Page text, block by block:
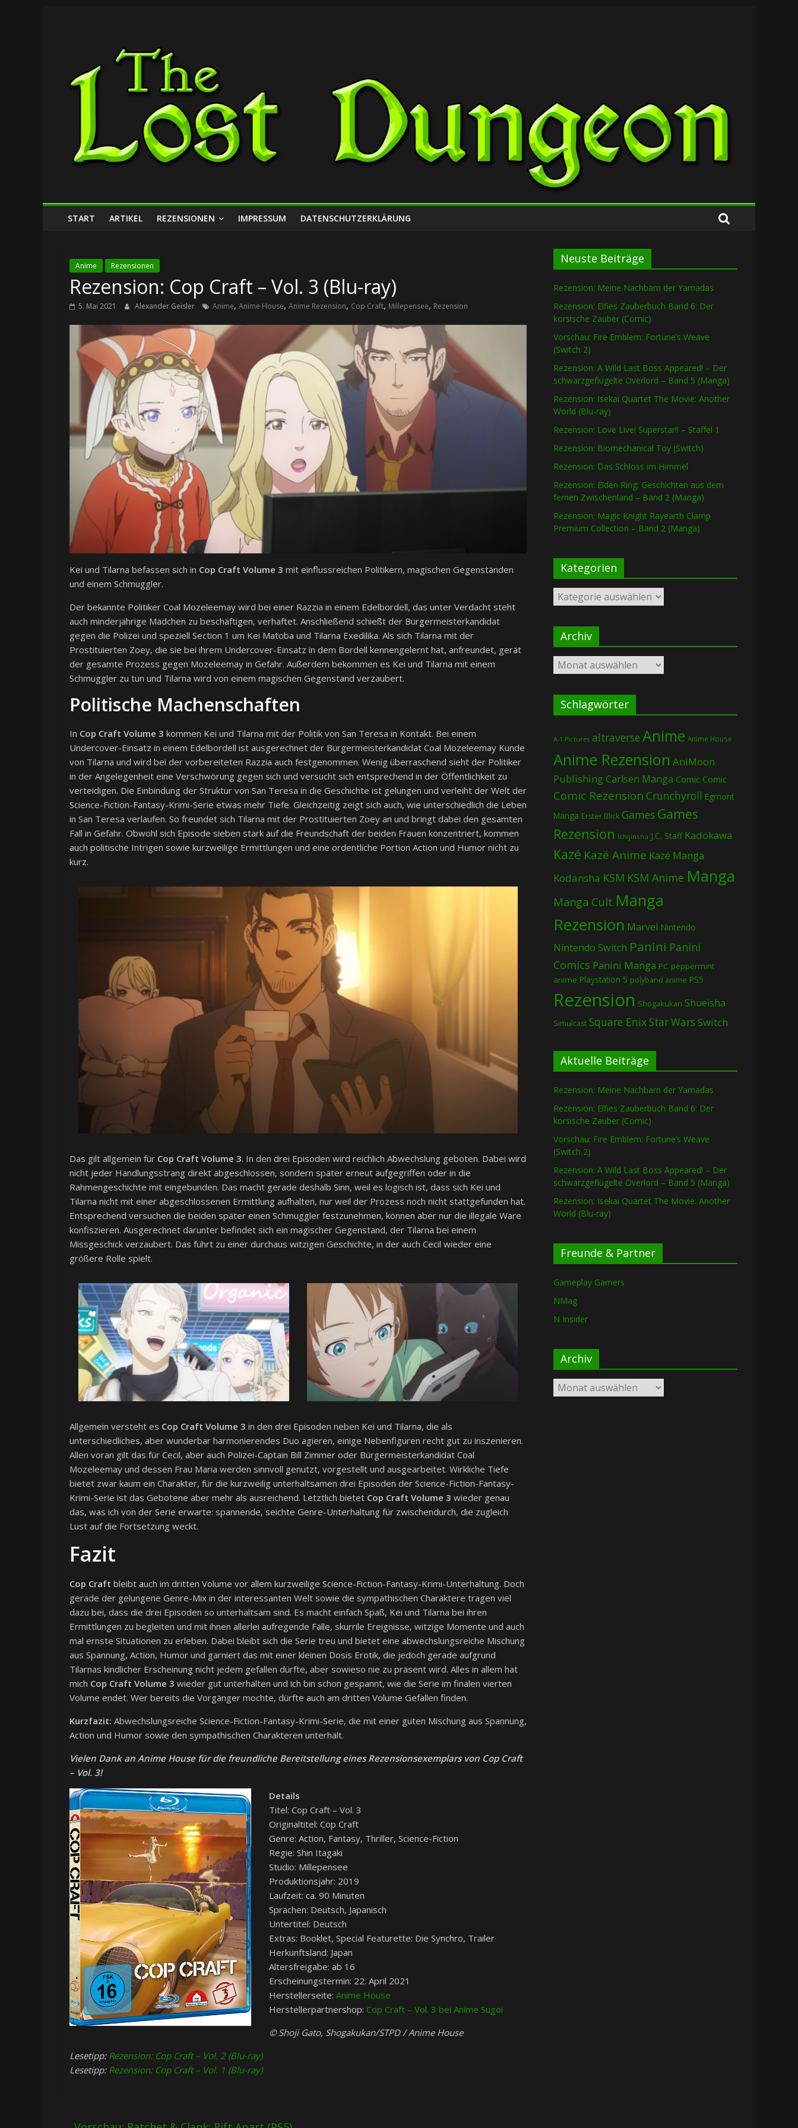
Lost
Dungeon
START ARTIKEL REZENSIONEN IMPRESSUM DATENSCHUTZERKLÄRUNG
Anime Rezensionen
Rezension: Cop Craft – Vol. 3 (Blu-ray)
5. Mai 2021 Alexander Geisler Anime, Anime House, Anime Rezension, Cop Craft, Millepensee, Rezension
Kei und Tilarna befassen sich in Cop Craft Volume 3 mit einflussreichen Politikern, magischen Gegenständen
und einem Schmuggler.
Der bekannte Politiker Coal Mozeleemay wird bei einer Razzia in einem Edelbordell, das unter Verdacht steht
auch minderjährige Mädchen zu beschäftigen, verhaftet. Anschließend schießt der Bürgermeisterkandidat
gegen die Polizei und speziell Section 1 um Kei Matoba und Tilarna Exedilika. Als sich Tilarna mit der
Prostituierten Zoey, die sie bei ihrem Undercover-Einsatz in dem Bordell kennengelernt hat, anfreundet, gerät
der gesamte Prozess gegen Mozeleemay in Gefahr. Außerdem bekommen es Kei und Tilarna mit einem
Schmuggler zu tun und Tilarna wird von einem magischen Gegenstand verzaubert.
Politische Machenschaften
In Cop Craft Volume 3 kommen Kei und Tilarna mit der Politik von San Teresa in Kontakt. Bei einem
Undercover-Einsatz in einem Edelbordell ist ausgerechnet der Bürgermeisterkandidat Coal Mozeleemay Kunde
von Tilarna und wird bei der vorbereiteten Razzia auch festgenommen. Wenig überraschend sieht der Politiker
in der Angelegenheit eine Verschwörung gegen sich und versucht sich entsprechend in der Öffentlichkeit zu
verteidigen. Die Einbindung der Struktur von San Teresa in die Geschichte ist gelungen und verleiht der Welt der
Science-Fiction-Fantasy-Krimi-Serie etwas mehr Tiefe. Gleichzeitig zeigt sich auch, wie unterschiedlich die Leben
in San Teresa verlaufen. So freundet sich Tilarna mit der Prostituierten Zoey an und bringt dabei den gesamten
Fall in Gefahr. Obwohl sich Episode sieben stark auf die Freundschaft der beiden Frauen konzentriert, kommen
auch politische Intrigen sowie kurzweilige Ermittlungen und eine ordentliche Portion Action und Humor nicht zu
kurz.
Das gilt allgemein für Cop Craft Volume 3. In den drei Episoden wird reichlich Abwechslung geboten. Dabei wird
nicht jeder Handlungsstrang direkt abgeschlossen, sondern später erneut aufgegriffen oder in die
Rahmengeschichte mit eingebunden. Das macht gerade deshalb Sinn, weil es logisch ist, dass sich Kei und
Tilarna nicht mit einer abgeschlossenen Ermittlung aufhalten, nur weil der Prozess noch nicht stattgefunden hat.
Entsprechend versuchen die beiden später einen Schmuggler festzunehmen, können aber nur die illegale Ware
konfiszieren. Ausgerechnet darunter befindet sich ein magischer Gegenstand, der Tilarna bei einem
Missgeschick verzaubert. Das führt zu einer durchaus witzigen Geschichte, in der auch Cecil wieder eine
größere Rolle spielt.
Allgemein versteht es Cop Craft Volume 3 in den drei Episoden neben Kei und Tilarna, die als
unterschiedliches, aber wunderbar harmonierendes Duo agieren, einige Nebenfiguren recht gut zu inszenieren.
Allen voran gilt das für Cecil, aber auch Polizei-Captain Bill Zimmer oder Bürgermeisterkandidat Coal
Mozeleemay und dessen Frau Maria werden sinnvoll genutzt, vorgestellt und ausgearbeitet. Wirkliche Tiefe
bietet zwar kaum ein Charakter, für die kurzweilig unterhaltsamen drei Episoden der Science-Fiction-Fantasy-
Krimi-Serie ist das Gebotene aber mehr als ausreichend. Letztlich bietet Cop Craft Volume 3 wieder genau
das, was ich von der Serie erwarte: spannende, seichte Genre-Unterhaltung für zwischendurch, die zugleich
Lust auf die Fortsetzung weckt.
Fazit
Cop Craft bleibt auch im dritten Volume vor allem kurzweilige Science-Fiction-Fantasy-Krimi-Unterhaltung. Doch
gerade der gelungene Genre-Mix in der interessanten Welt sowie die sympathischen Charaktere tragen viel
dazu bei, dass die drei Episoden so unterhaltsam sind. Es macht einfach Spaß, Kei und Tilarna bei ihren
Ermittlungen zu begleiten und mit ihnen allerlei aufregende Fälle, skurrile Ereignisse, witzige Momente und auch
mal ernste Situationen zu erleben. Dabei bleibt sich die Serie treu und bietet eine abwechslungsreiche Mischung
aus Spannung, Action, Humor und garniert das mit einer kleinen Dosis Erotik, die jedoch gerade aufgrund
Tilarnas kindlicher Erscheinung nicht jedem gefallen dürfte, aber sowieso nie zu präsent wird. Alles in allem hat
mich Cop Craft Volume 3 wieder gut unterhalten und ich bin schon gespannt, wie die Serie im finalen vierten
Volume endet. Wer bereits die Vorgänger mochte, dürfte auch am dritten Volume Gefallen finden.
Kurzfazit: Abwechslungsreiche Science-Fiction-Fantasy-Krimi-Serie, die mit einer guten Mischung aus Spannung,
Action und Humor sowie den sympathischen Charakteren unterhält.
Vielen Dank an Anime House für die freundliche Bereitstellung eines Rezensionsexemplars von Cop Craft
– Vol. 3!
Details
Titel: Cop Craft – Vol. 3
Originaltitel: Cop Craft
Genre: Action, Fantasy, Thriller, Science-Fiction
Regie: Shin Itagaki
Studio: Millepensee
Produktionsjahr: 2019
Laufzeit: ca. 90 Minuten
Sprachen: Deutsch, Japanisch
Untertitel: Deutsch
Extras: Booklet, Special Featurette: Die Synchro, Trailer
Herkunftsland: Japan
Altersfreigabe: ab 16
Erscheinungstermin: 22. April 2021
Herstellerseite: Anime House
Herstellerpartnershop: Cop Craft – Vol. 3 bei Anime Sugoi
© Shoji Gato, Shogakukan/STPD / Anime House
Lesetipp: Rezension: Cop Craft – Vol. 2 (Blu-ray)
Lesetipp: Rezension: Cop Craft – Vol. 1 (Blu-ray)
Neuste Beiträge
Rezension: Meine Nachbarn der Yamadas
Rezension: Elfies Zauberbuch Band 6: Der
korsische Zauber (Comic)
Vorschau: Fire Emblem: Fortune’s Weave
(Switch 2)
Rezension: A Wild Last Boss Appeared! – Der
schwarzgeflügelte Overlord – Band 5 (Manga)
Rezension: Isekai Quartet The Movie: Another
World (Blu-ray)
Rezension: Love Live! Superstar!! – Staffel 1
Rezension: Biomechanical Toy (Switch)
Rezension: Das Schloss im Himmel
Rezension: Elden Ring: Geschichten aus dem
fernen Zwischenland – Band 2 (Manga)
Rezension: Magic Knight Rayearth Clamp
Premium Collection – Band 2 (Manga)
Kategorien
Kategorien
Archiv
Archiv
Schlagwörter
A-1 Pictures altraverse Anime Anime House
Anime Rezension AniMoon
PublishingCarlsen Manga Comic Comic
Comic Rezension Crunchyroll Egmont
Manga Erster Blick Games Games
Rezension Ichijinsha J.C. Staff Kadokawa
Kazé Kazé Anime Kazé Manga
Kodansha KSM KSM Anime Manga
Manga Cult Manga
Rezension Marvel Nintendo
Nintendo Switch Panini Panini
Comics Panini Manga PC peppermint
anime Playstation 5 polyband anime PS5
Rezension Shogakukan Shueisha
Simulcast Square EnixStar Wars Switch
Aktuelle Beiträge
Rezension: Meine Nachbarn der Yamadas
Rezension: Elfies Zauberbuch Band 6: Der
korsische Zauber (Comic)
Vorschau: Fire Emblem: Fortune’s Weave
(Switch 2)
Rezension: A Wild Last Boss Appeared! – Der
schwarzgeflügelte Overlord – Band 5 (Manga)
Rezension: Isekai Quartet The Movie: Another
World (Blu-ray)
Freunde & Partner
Gameplay Gamers
NMag
N Insider
Archiv
Archiv